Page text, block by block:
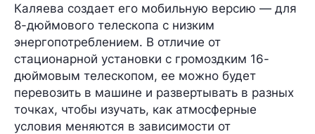
Каляева создает его мобильную версию — для
8-дюймового телескопа с низким
энергопотреблением. В отличие от
стационарной установки с громоздким 16-
дюймовым телескопом, ее можно будет
перевозить в машине и развертывать в разных
точках, чтобы изучать, как атмосферные
условия меняются в зависимости от